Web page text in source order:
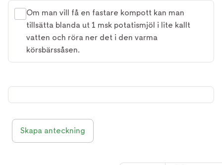
Om man vill få en fastare kompott kan man
tillsätta blanda ut 1 msk potatismjöl i lite kallt
vatten och röra ner det i den varma
körsbärssåsen.
Skapa anteckning